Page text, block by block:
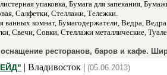
упаковка, Бумага для запекания,
Салфетки, Стеллажи, Тележки.
ванных комнат, Бумагодержатели, Ведра,
Свечи, Совки, Стеллажи металлические,
ресторанов, баров и кафе.
| Владивосток | (05.06.2013)